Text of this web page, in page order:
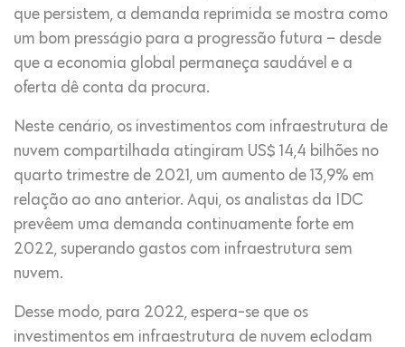
que persistem, a demanda reprimida se mostra como
um bom presságio para a progressão futura – desde
que a economia global permaneça saudável e a
oferta dê conta da procura.
Neste cenário, os investimentos com infraestrutura de
nuvem compartilhada atingiram US$ 14,4 bilhões no
quarto trimestre de 2021, um aumento de 13,9% em
relação ao ano anterior. Aqui, os analistas da IDC
prevêem uma demanda continuamente forte em
2022, superando gastos com infraestrutura sem
nuvem.
Desse modo, para 2022, espera-se que os
investimentos em infraestrutura de nuvem eclodam